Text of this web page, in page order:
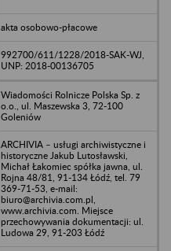
akta osobowo-płacowe
992700/611/1228/2018-SAK-WJ,
UNP: 2018-00136705
Wiadomości Rolnicze Polska Sp. z
o.o., ul. Maszewska 3, 72-100
Goleniów
ARCHIVIA – usługi archiwistyczne i
historyczne Jakub Lutosławski,
Michał Łakomiec spółka jawna, ul.
Rojna 48/81, 91-134 Łódź, tel. 79
369-71-53, e-mail:
biuro@archivia.com.pl,
www.archivia.com. Miejsce
przechowywania dokumentacji: ul.
Ludowa 29, 91-203 Łódź